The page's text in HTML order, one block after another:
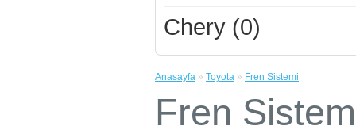
Chery (0)
Anasayfa » Toyota » Fren Sistemi
Fren